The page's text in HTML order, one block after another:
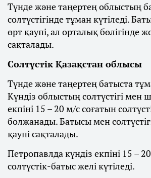
Түнде және таңертең облыстың
солтүстігінде тұман күтіледі.
өрт қаупі, ал орталық бөлігінде
сақталады.
Солтүстік Қазақстан облысы
Түнде және таңертең батыста
Күндіз облыстың солтүстігі мен
екпіні 15 – 20 м/с соғатын
болжанады. Батысы мен
қаупі сақталады.
Петропавлда күндіз екпіні 15 –
солтүстік-батыс желі күтіледі.